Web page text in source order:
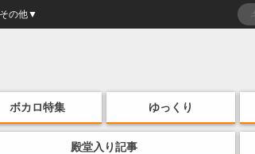
その他▼
ボカロ特集 ゆっくり
殿堂入り記事